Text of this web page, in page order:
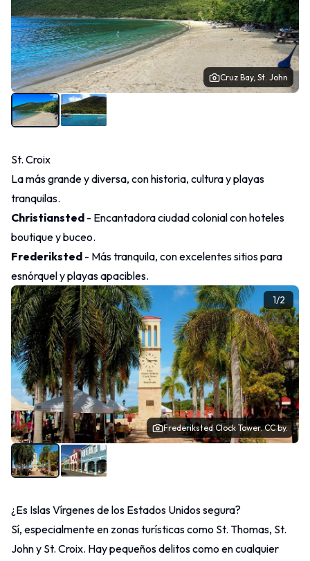
Cruz Bay, St. John
St. Croix
La más grande y diversa, con historia, cultura y playas
tranquilas.
Christiansted - Encantadora ciudad colonial con hoteles
boutique y buceo.
Frederiksted - Más tranquila, con excelentes sitios para
esnórquel y playas apacibles.
1/2
Frederiksted Clock Tower.CC by.
¿Es Islas Vírgenes de los Estados Unidos segura?
Sí, especialmente en zonas turísticas como St. Thomas, St.
John y St. Croix. Hay pequeños delitos como en cualquier